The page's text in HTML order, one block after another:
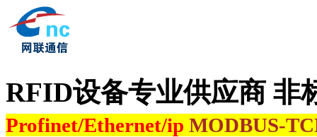
RFID设备专业供应商 非
Profinet/Ethernet/ip MODBUS-